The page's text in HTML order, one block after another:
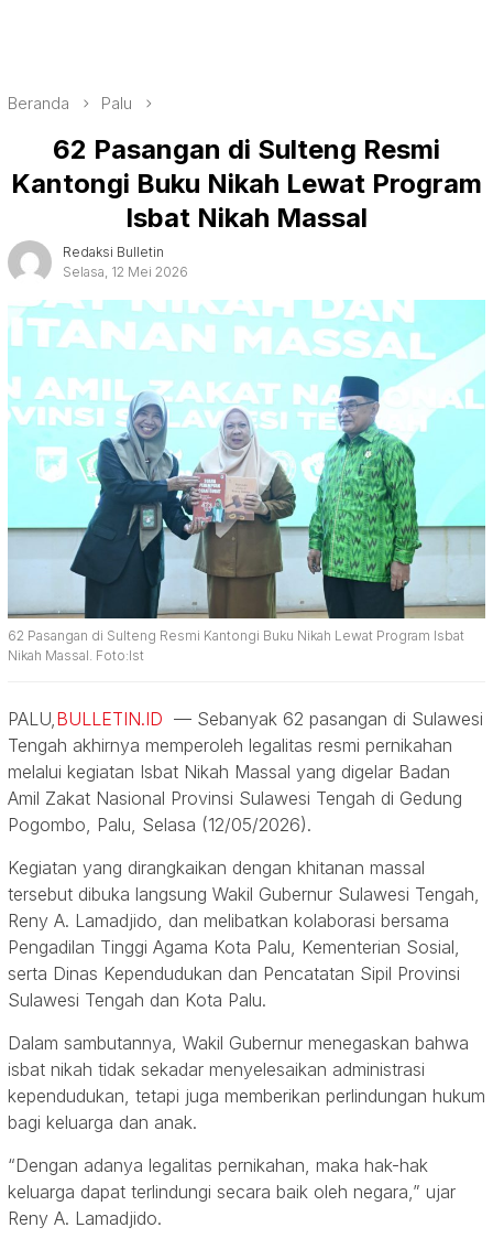
Beranda Palu
62 Pasangan di Sulteng Resmi
Kantongi Buku Nikah Lewat Program
Isbat Nikah Massal
Redaksi Bulletin
Selasa, 12 Mei 2026
62 Pasangan di Sulteng Resmi Kantongi Buku Nikah Lewat Program Isbat
Nikah Massal. Foto:Ist
PALU,BULLETIN.ID — Sebanyak 62 pasangan di Sulawesi
Tengah akhirnya memperoleh legalitas resmi pernikahan
melalui kegiatan Isbat Nikah Massal yang digelar Badan
Amil Zakat Nasional Provinsi Sulawesi Tengah di Gedung
Pogombo, Palu, Selasa (12/05/2026).
Kegiatan yang dirangkaikan dengan khitanan massal
tersebut dibuka langsung Wakil Gubernur Sulawesi Tengah,
Reny A. Lamadjido, dan melibatkan kolaborasi bersama
Pengadilan Tinggi Agama Kota Palu, Kementerian Sosial,
serta Dinas Kependudukan dan Pencatatan Sipil Provinsi
Sulawesi Tengah dan Kota Palu.
Dalam sambutannya, Wakil Gubernur menegaskan bahwa
isbat nikah tidak sekadar menyelesaikan administrasi
kependudukan, tetapi juga memberikan perlindungan hukum
bagi keluarga dan anak.
“Dengan adanya legalitas pernikahan, maka hak-hak
keluarga dapat terlindungi secara baik oleh negara,” ujar
Reny A. Lamadjido.